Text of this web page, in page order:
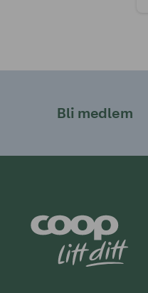
Bli medlem